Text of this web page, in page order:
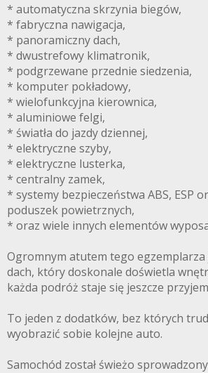
* automatyczna skrzynia biegów,
* fabryczna nawigacja,
* panoramiczny dach,
* dwustrefowy klimatronik,
* podgrzewane przednie siedzenia,
* komputer pokładowy,
* wielofunkcyjna kierownica,
* aluminiowe felgi,
* światła do jazdy dziennej,
* elektryczne szyby,
* elektryczne lusterka,
* centralny zamek,
* systemy bezpieczeństwa ABS, ESP
poduszek powietrznych,
* oraz wiele innych elementów
Ogromnym atutem tego
dach, który doskonale doświetla
każda podróż staje się jeszcze
To jeden z dodatków, bez których
wyobrazić sobie kolejne auto.
Samochód został świeżo